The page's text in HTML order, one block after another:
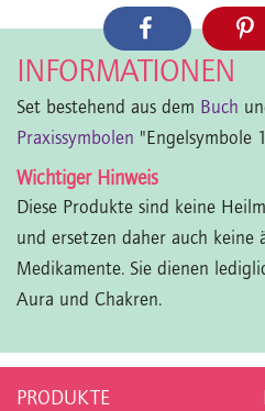
INFORMATIONEN
Set bestehend aus dem Buch
Praxissymbolen "Engelsymbole
Wichtiger Hinweis
Diese Produkte sind keine
und ersetzen daher auch keine
Medikamente. Sie dienen
Aura und Chakren.
PRODUKTE